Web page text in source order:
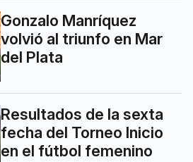
Gonzalo Manríquez
volvió al triunfo en Mar
del Plata
Resultados de la sexta
fecha del Torneo Inicio
en el fútbol femenino